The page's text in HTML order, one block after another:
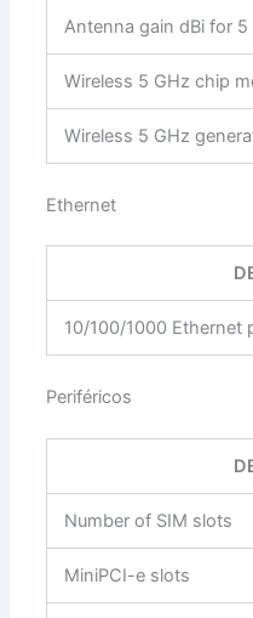
Antenna gain dBi for 5
Wireless 5 GHz chip
Wireless 5 GHz
Ethernet
10/100/1000 Ethernet
Periféricos
Number of SIM slots
MiniPCI-e slots